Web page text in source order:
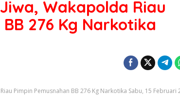
Wakapolda Riau
276 Kg Narkotika
Pimpin Pemusnahan BB 276 Kg Narkotika Sabu, 15 Februari